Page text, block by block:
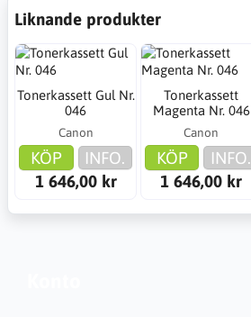
Liknande produkter
Tonerkassett Gul Nr.
046
Canon
KÖP
INFO.
1 646,00 kr
Tonerkassett
Magenta Nr. 046
Canon
KÖP
INFO.
1 646,00 kr